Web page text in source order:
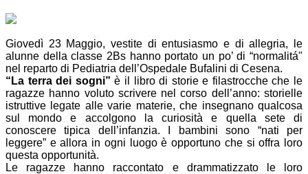
Giovedì 23 Maggio, vestite di entusiasmo e di allegria, le
alunne della classe 2Bs hanno portato un po’ di “normalitá"
nel reparto di Pediatria dell’Ospedale Bufalini di Cesena.
“La terra dei sogni” è il libro di storie e filastrocche che le
ragazze hanno voluto scrivere nel corso dell’anno: storielle
istruttive legate alle varie materie, che insegnano qualcosa
sul mondo e accolgono la curiosità e quella sete di
conoscere tipica dell’infanzia. I bambini sono “nati per
leggere” e allora in ogni luogo è opportuno che si offra loro
questa opportunità.
Le ragazze hanno raccontato e drammatizzato le loro